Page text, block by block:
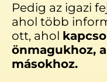
Pedig az igazi
ahol több
ott, ahol
önmagukhoz,
másokhoz.